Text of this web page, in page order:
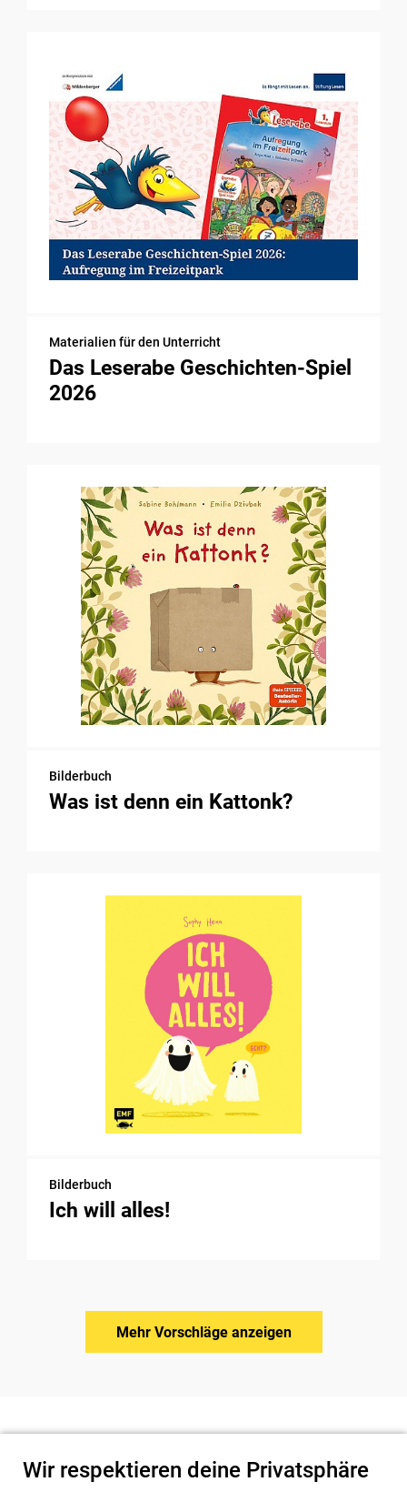
Materialien für den Unterricht
Das Leserabe Geschichten-Spiel
2026
Bilderbuch
Was ist denn ein Kattonk?
Bilderbuch
Ich will alles!
Mehr Vorschläge anzeigen
Wir respektieren deine Privatsphäre